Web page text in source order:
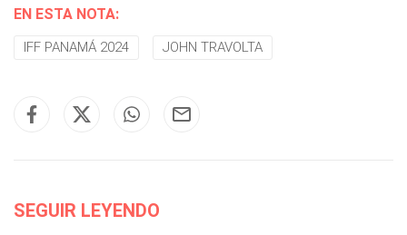
EN ESTA NOTA:
IFF PANAMÁ 2024 JOHN TRAVOLTA
SEGUIR LEYENDO